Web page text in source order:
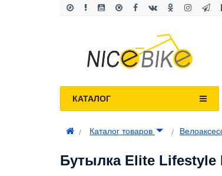
КАТАЛОГ
Каталог товаров
Бутылка Elite Lifestyle